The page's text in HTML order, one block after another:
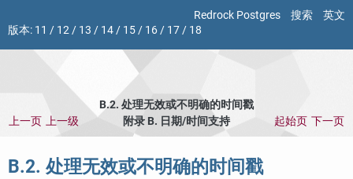
Redrock Postgres 搜索
英文
版本: 11 / 12/ 13 / 14/ 15/ 16/ 17/ 18
B.2. 处理无效或不明确的时间戳
上一页 上一级 附录 B. 日期/时间支持 起始页 下一页
B.2. 处理无效或不明确的时间戳